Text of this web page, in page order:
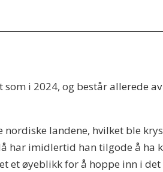
i 2024, og består allerede
nordiske landene, hvilket ble
har imidlertid han tilgode å ha
et øyeblikk for å hoppe inn i